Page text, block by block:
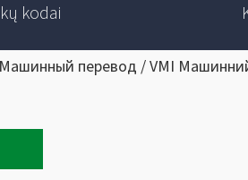
kodai
перевод / VMI